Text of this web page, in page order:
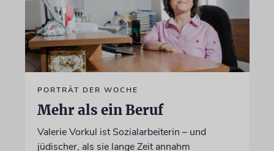
PORTRÄT DER WOCHE
Mehr als ein Beruf
Valerie Vorkul ist Sozialarbeiterin – und
jüdischer, als sie lange Zeit annahm